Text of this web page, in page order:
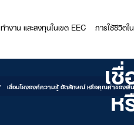
ทำงาน และลงทุนในเขต EEC การใช้ชีวิตใ
เชื่อมโยงองค์ความรู้ อัตลักษณ์ หรือคุณค่าของพื้
เ
ห